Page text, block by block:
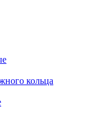
кольца